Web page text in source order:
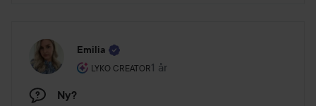
Emilia
LYKO CREATOR
Användarens roll: Lyko Creator.
1 år
Inlägget skapades 1 år
Ny?